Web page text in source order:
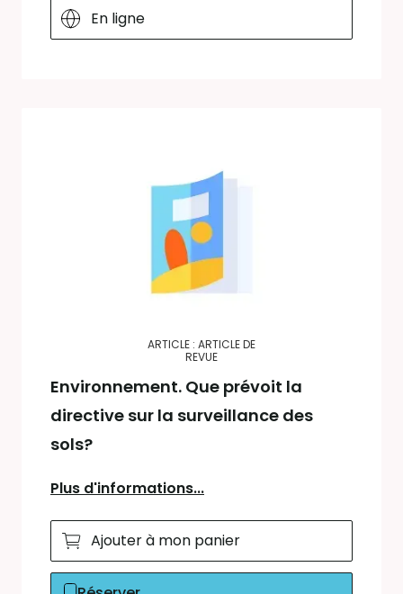
En ligne
ARTICLE : ARTICLE DE
REVUE
Environnement. Que prévoit la
directive sur la surveillance des
sols?
Plus d'informations...
Ajouter à mon panier